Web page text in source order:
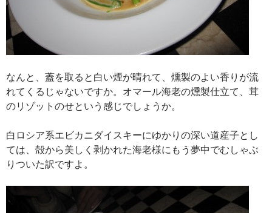
なんと、蓋を取ると白い煙が晴れて、燻製のよい香りが流
れてくるじゃないですか。オマール海老の燻製仕立て、茸
のリゾットのせという感じでしょうか。
白ロシア系エビカニダイスキーにゆかりの深い道産子とし
ては、殻から美しく剥かれた海老様にもう夢中でむしゃぶ
りついた訳ですよ。